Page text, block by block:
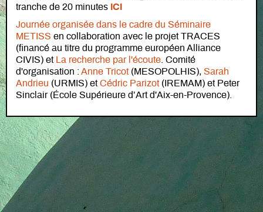
tranche de 20 minutes ICI
Journée organisée dans le cadre du Séminaire
METISS en collaboration avec le projet TRACES
(financé au titre du programme européen Alliance
CIVIS) et La recherche par l'écoute . Comité
d'organisation : Anne Tricot(MESOPOLHIS), Sarah
Andrieu (URMIS) etCédric Parizot(IREMAM) et Peter
Sinclair (École Supérieure d’Art d'Aix-en-Provence).